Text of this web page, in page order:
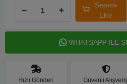
Sepete
Ekle
WHATSAPP İLE
Hızlı Gönderi Güvenli